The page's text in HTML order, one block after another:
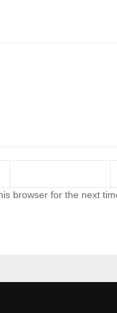
browser for the next